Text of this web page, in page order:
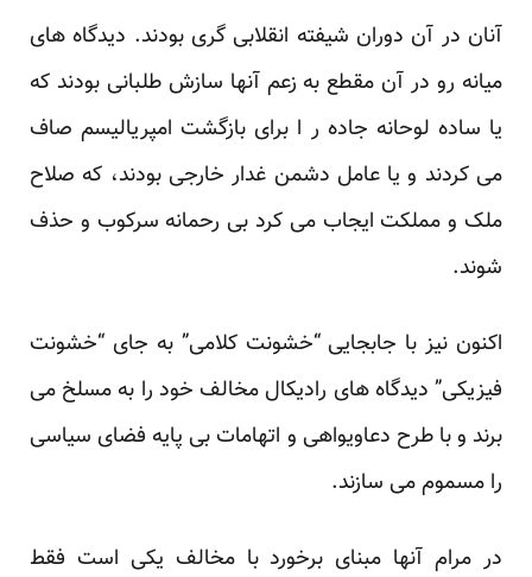
آنان در آن دوران شیفته انقلابی گری بودند. دیدگاه های
میانه رو در آن مقطع به زعم آنها سازش طلبانی بودند که
یا ساده لوحانه جاده ر ا برای بازگشت امپریالیسم صاف
می کردند و یا عامل دشمن غدار خارجی بودند، که صلاح
ملک و مملکت ایجاب می کرد بی رحمانه سرکوب و حذف
شوند.
اکنون نیز با جابجایی “خشونت کلامی” به جای “خشونت
فیزیکی” دیدگاه های رادیکال مخالف خود را به مسلخ می
برند و با طرح دعاویواهی و اتهامات بی پایه فضای سیاسی
را مسموم می سازند.
در مرام آنها مبنای برخورد با مخالف یکی است فقط